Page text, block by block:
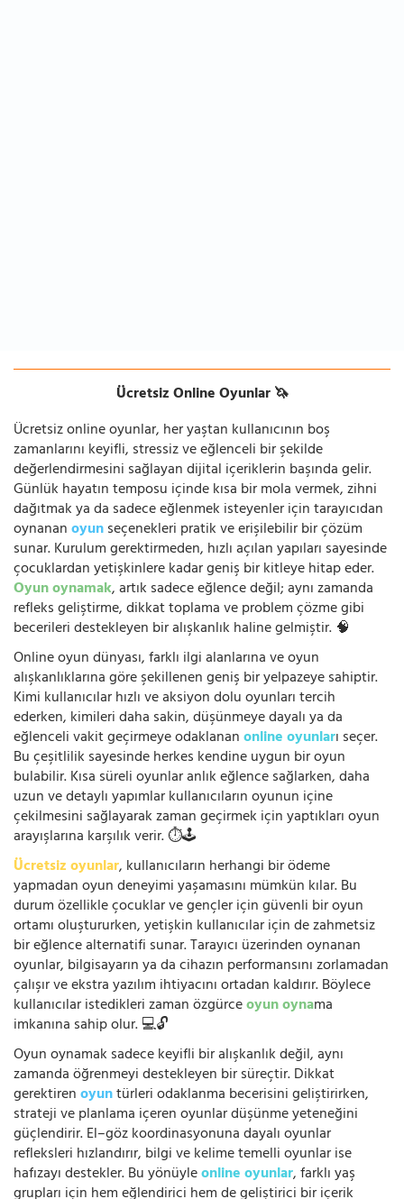
Ücretsiz Online Oyunlar 🦄
Ücretsiz online oyunlar, her yaştan kullanıcının boş
zamanlarını keyifli, stressiz ve eğlenceli bir şekilde
değerlendirmesini sağlayan dijital içeriklerin başında gelir.
Günlük hayatın temposu içinde kısa bir mola vermek, zihni
dağıtmak ya da sadece eğlenmek isteyenler için tarayıcıdan
oynananoyunseçenekleri pratik ve erişilebilir bir çözüm
sunar. Kurulum gerektirmeden, hızlı açılan yapıları sayesinde
çocuklardan yetişkinlere kadar geniş bir kitleye hitap eder.
Oyun oynamak, artık sadece eğlence değil; aynı zamanda
refleks geliştirme, dikkat toplama ve problem çözme gibi
becerileri destekleyen bir alışkanlık haline gelmiştir. 🧠
Online oyun dünyası, farklı ilgi alanlarına ve oyun
alışkanlıklarına göre şekillenen geniş bir yelpazeye sahiptir.
Kimi kullanıcılar hızlı ve aksiyon dolu oyunları tercih
ederken, kimileri daha sakin, düşünmeye dayalı ya da
eğlenceli vakit geçirmeye odaklananonline oyunları seçer.
Bu çeşitlilik sayesinde herkes kendine uygun bir oyun
bulabilir. Kısa süreli oyunlar anlık eğlence sağlarken, daha
uzun ve detaylı yapımlar kullanıcıların oyunun içine
çekilmesini sağlayarak zaman geçirmek için yaptıkları oyun
arayışlarına karşılık verir. ⏱️🕹️
Ücretsiz oyunlar, kullanıcıların herhangi bir ödeme
yapmadan oyun deneyimi yaşamasını mümkün kılar. Bu
durum özellikle çocuklar ve gençler için güvenli bir oyun
ortamı oluştururken, yetişkin kullanıcılar için de zahmetsiz
bir eğlence alternatifi sunar. Tarayıcı üzerinden oynanan
oyunlar, bilgisayarın ya da cihazın performansını zorlamadan
çalışır ve ekstra yazılım ihtiyacını ortadan kaldırır. Böylece
kullanıcılar istedikleri zaman özgürceoyun oynama
imkanına sahip olur. 💻🔓
Oyun oynamak sadece keyifli bir alışkanlık değil, aynı
zamanda öğrenmeyi destekleyen bir süreçtir. Dikkat
gerektirenoyuntürleri odaklanma becerisini geliştirirken,
strateji ve planlama içeren oyunlar düşünme yeteneğini
güçlendirir. El–göz koordinasyonuna dayalı oyunlar
refleksleri hızlandırır, bilgi ve kelime temelli oyunlar ise
hafızayı destekler. Bu yönüyleonline oyunlar, farklı yaş